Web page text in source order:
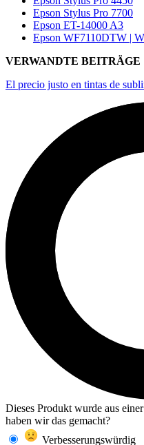
Epson Stylus Pro 7700
Epson ET-14000 A3
Epson WF7110DTW |
VERWANDTE BEITRÄGE
El precio justo en tintas de
Dieses Produkt wurde aus
haben wir das gemacht?
Verbesserungswürdig